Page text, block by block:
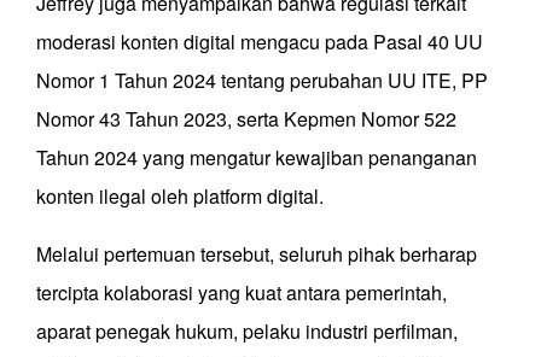
moderasi konten digital mengacu pada Pasal 40 UU
Nomor 1 Tahun 2024 tentang perubahan UU ITE, PP
Nomor 43 Tahun 2023, serta Kepmen Nomor 522
Tahun 2024 yang mengatur kewajiban penanganan
konten ilegal oleh platform digital.
Melalui pertemuan tersebut, seluruh pihak berharap
tercipta kolaborasi yang kuat antara pemerintah,
aparat penegak hukum, pelaku industri perfilman,